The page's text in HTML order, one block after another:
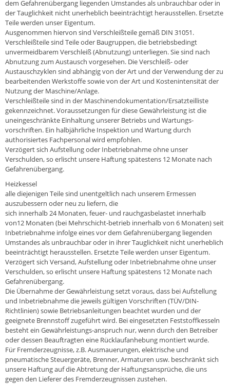
dem Gefahrenübergang liegenden Umstandes als unbrauchbar oder in
der Tauglichkeit nicht unerheblich beeinträchtigt herausstellen. Ersetzte
Teile werden unser Eigentum.
Ausgenommen hiervon sind Verschleißteile gemäß DIN 31051.
Verschleißteile sind Teile oder Baugruppen, die betriebsbedingt
unvermeidbarem Verschleiß (Abnutzung) unterliegen. Sie sind nach
Abnutzung zum Austausch vorgesehen. Die Verschleiß- oder
Austauschzyklen sind abhängig von der Art und der Verwendung der zu
bearbeitenden Werkstoffe sowie von der Art und Kostenintensität der
Nutzung der Maschine/Anlage.
Verschleißteile sind in der Maschinendokumentation/Ersatzteilliste
gekennzeichnet. Voraussetzungen für diese Gewährleistung ist die
uneingeschränkte Einhaltung unserer Betriebs und Wartungs-
vorschriften. Ein halbjährliche Inspektion und Wartung durch
authorisiertes Fachpersonal wird empfohlen.
Verzögert sich Aufstellung oder Inbetriebnahme ohne unser
Verschulden, so erlischt unsere Haftung spätestens 12 Monate nach
Gefahrenübergang.
Heizkessel
alle diejenigen Teile sind unentgeltlich nach unserem Ermessen
auszubessern oder neu zu liefern, die
sich innerhalb 24 Monaten, feuer- und rauchgasbelastet innerhalb
von12 Monaten (bei Mehrschicht-betrieb innerhalb von 6 Monaten) seit
Inbetriebnahme infolge eines vor dem Gefahrenübergang liegenden
Umstandes als unbrauchbar oder in ihrer Tauglichkeit nicht unerheblich
beeinträchtigt herausstellen. Ersetzte Teile werden unser Eigentum.
Verzögert sich Versand, Aufstellung oder Inbetriebnahme ohne unser
Verschulden, so erlischt unsere Haftung spätestens 12 Monate nach
Gefahrenübergang.
Die Übernahme der Gewährleistung setzt voraus, dass bei Aufstellung
und Inbetriebnahme die jeweils gültigen Vorschriften (TÜV/DIN-
Richtlinien) sowie Betriebsanleitungen beachtet wurden und der
geeignete Brennstoff zugeführt wird. Bei eingesetzten Feststoffkesseln
besteht ein Gewährleistungs-anspruch nur, wenn durch den Betreiber
oder dessen Beauftragten eine Rücklaufanhebung montiert wurde.
Für Fremderzeugnisse, z.B. Ausmauerungen, elektrische und
pneumatische Steuergeräte, Brenner, Armaturen usw. beschränkt sich
unsere Haftung auf die Abtretung der Haftungsansprüche, die uns
gegen den Lieferer des Fremderzeugnissen zustehen.